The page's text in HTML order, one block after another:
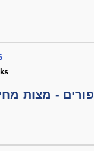
פורים - מצות